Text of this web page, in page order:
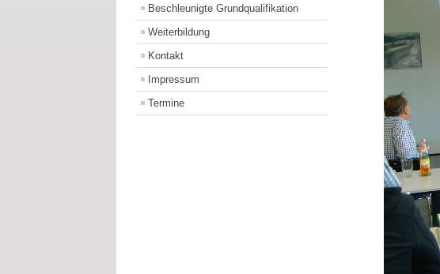
Beschleunigte Grundqualifikation
Weiterbildung
Kontakt
Impressum
Termine